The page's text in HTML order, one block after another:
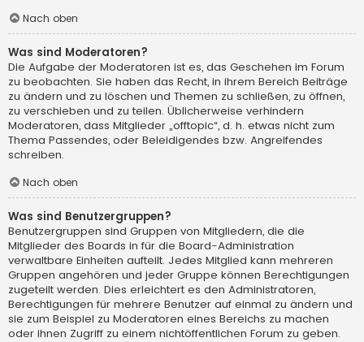
Nach oben
Was sind Moderatoren?
Die Aufgabe der Moderatoren ist es, das Geschehen im Forum
zu beobachten. Sie haben das Recht, in ihrem Bereich Beiträge
zu ändern und zu löschen und Themen zu schließen, zu öffnen,
zu verschieben und zu teilen. Üblicherweise verhindern
Moderatoren, dass Mitglieder „offtopic“, d. h. etwas nicht zum
Thema Passendes, oder Beleidigendes bzw. Angreifendes
schreiben.
Nach oben
Was sind Benutzergruppen?
Benutzergruppen sind Gruppen von Mitgliedern, die die
Mitglieder des Boards in für die Board-Administration
verwaltbare Einheiten aufteilt. Jedes Mitglied kann mehreren
Gruppen angehören und jeder Gruppe können Berechtigungen
zugeteilt werden. Dies erleichtert es den Administratoren,
Berechtigungen für mehrere Benutzer auf einmal zu ändern und
sie zum Beispiel zu Moderatoren eines Bereichs zu machen
oder ihnen Zugriff zu einem nichtöffentlichen Forum zu geben.